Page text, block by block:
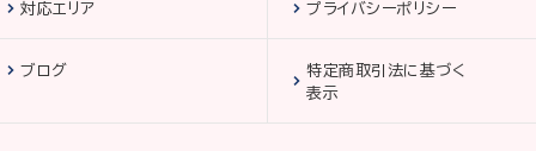
対応エリア プライバシーポリシー
ブログ
特定商取引法に基づく
表示